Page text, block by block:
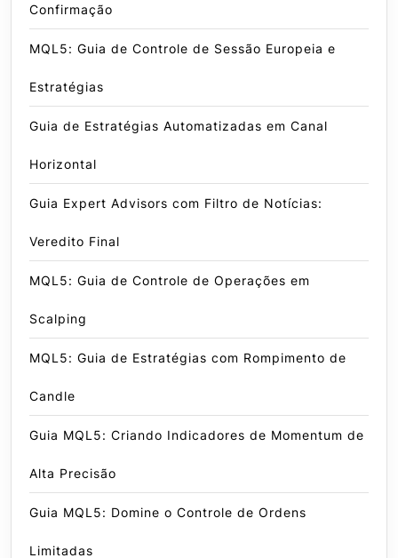
Confirmação
MQL5: Guia de Controle de Sessão Europeia e
Estratégias
Guia de Estratégias Automatizadas em Canal
Horizontal
Guia Expert Advisors com Filtro de Notícias:
Veredito Final
MQL5: Guia de Controle de Operações em
Scalping
MQL5: Guia de Estratégias com Rompimento de
Candle
Guia MQL5: Criando Indicadores de Momentum de
Alta Precisão
Guia MQL5: Domine o Controle de Ordens
Limitadas